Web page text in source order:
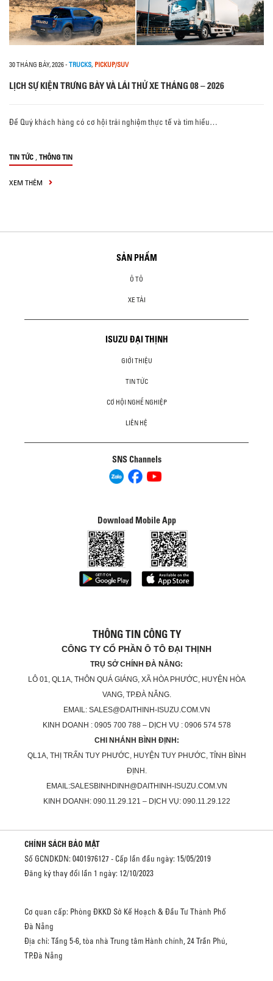
30 THÁNG BẢY, 2026- TRUCKS, PICKUP/SUV
LỊCH SỰ KIỆN TRƯNG BÀY VÀ LÁI THỬ XE THÁNG 08 – 2026
Để Quý khách hàng có cơ hội trải nghiệm thực tế và tìm hiểu…
TIN TỨC , THÔNG TIN
XEM THÊM
SẢN PHẨM
Ô TÔ
XE TẢI
ISUZU ĐẠI THỊNH
GIỚI THIỆU
TIN TỨC
CƠ HỘI NGHỀ NGHIỆP
LIÊN HỆ
SNS Channels
Download Mobile App
THÔNG TIN CÔNG TY
CÔNG TY CỔ PHẦN Ô TÔ ĐẠI THỊNH
TRỤ SỞ CHÍNH ĐÀ NẴNG:
LÔ 01, QL1A, THÔN QUÁ GIÁNG, XÃ HÒA PHƯỚC, HUYỆN HÒA
VANG, TP.ĐÀ NẴNG.
EMAIL: SALES@DAITHINH-ISUZU.COM.VN
KINH DOANH : 0905 700 788 – DỊCH VỤ : 0906 574 578
CHI NHÁNH BÌNH ĐỊNH:
QL1A, THỊ TRẤN TUY PHƯỚC, HUYỆN TUY PHƯỚC, TỈNH BÌNH
ĐỊNH.
EMAIL:SALESBINHDINH@DAITHINH-ISUZU.COM.VN
KINH DOANH: 090.11.29.121 – DỊCH VỤ: 090.11.29.122
CHÍNH SÁCH BẢO MẬT
Số GCNDKDN: 0401976127 - Cấp lần đầu ngày: 15/05/2019
Đăng ký thay đổi lần 1 ngày: 12/10/2023
Cơ quan cấp: Phòng ĐKKD Sở Kế Hoạch & Đầu Tư Thành Phố
Đà Nẵng
Địa chỉ: Tầng 5-6, tòa nhà Trung tâm Hành chính, 24 Trần Phú,
TP.Đà Nẵng